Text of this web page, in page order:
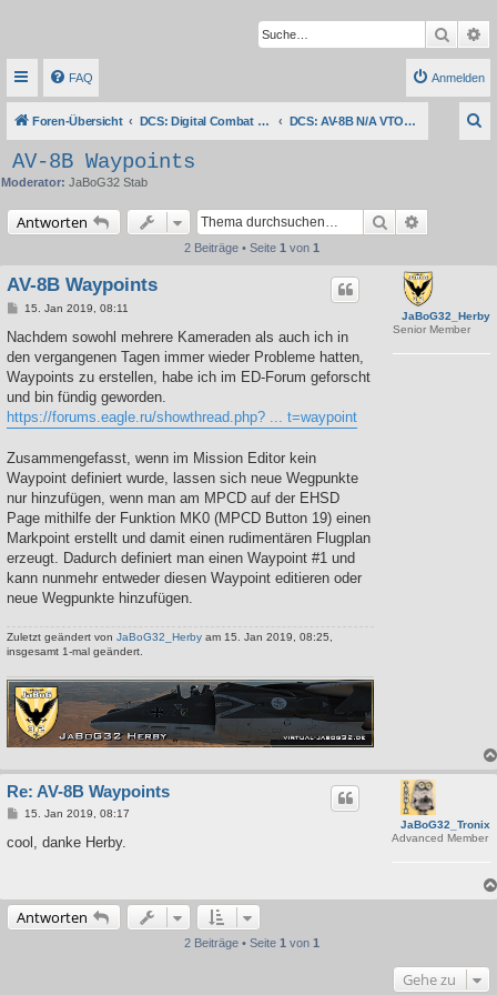
Suche
FAQ Anmelden
Foren-Übersicht DCS: Digital Combat Simulator Series DCS: AV-8B N/A VTOL Harrier II
AV-8B Waypoints
Moderator: JaBoG32 Stab
Antworten Suche
2 Beiträge • Seite 1 von 1
JaBoG32_Herby
Senior Member
AV-8B Waypoints
B
i
r
a
15. Jan 2019, 08:11
Nachdem sowohl mehrere Kameraden als auch ich in
den vergangenen Tagen immer wieder Probleme hatten,
Waypoints zu erstellen, habe ich im ED-Forum geforscht
und bin fündig geworden.
https://forums.eagle.ru/showthread.php? ... t=waypoint
Zusammengefasst, wenn im Mission Editor kein
Waypoint definiert wurde, lassen sich neue Wegpunkte
nur hinzufügen, wenn man am MPCD auf der EHSD
Page mithilfe der Funktion MK0 (MPCD Button 19) einen
Markpoint erstellt und damit einen rudimentären Flugplan
erzeugt. Dadurch definiert man einen Waypoint #1 und
kann nunmehr entweder diesen Waypoint editieren oder
neue Wegpunkte hinzufügen.
Zuletzt geändert von JaBoG32_Herby am 15. Jan 2019, 08:25,
insgesamt 1-mal geändert.
JaBoG32_Tronix
Advanced Member
Re: AV-8B Waypoints
B
i
15. Jan 2019, 08:17
cool, danke Herby.
Antworten
2 Beiträge • Seite 1 von 1
Gehe zu